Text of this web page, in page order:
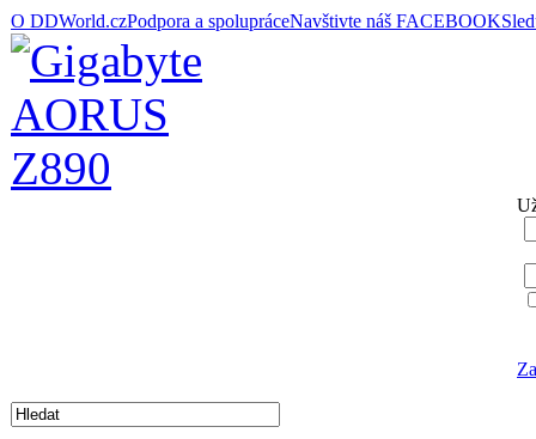
O DDWorld.czPodpora a spolupráceNavštivte náš FACEBOOK